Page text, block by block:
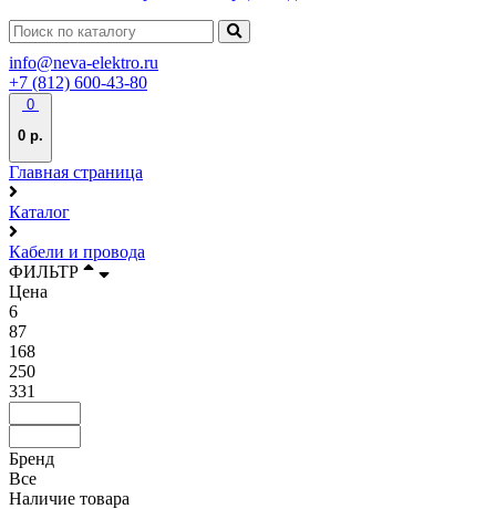
info@neva-elektro.ru
+7 (812) 600-43-80
0
0 р.
Главная страница
Каталог
Кабели и провода
ФИЛЬТР
Цена
6
87
168
250
331
Бренд
Все
Наличие товара